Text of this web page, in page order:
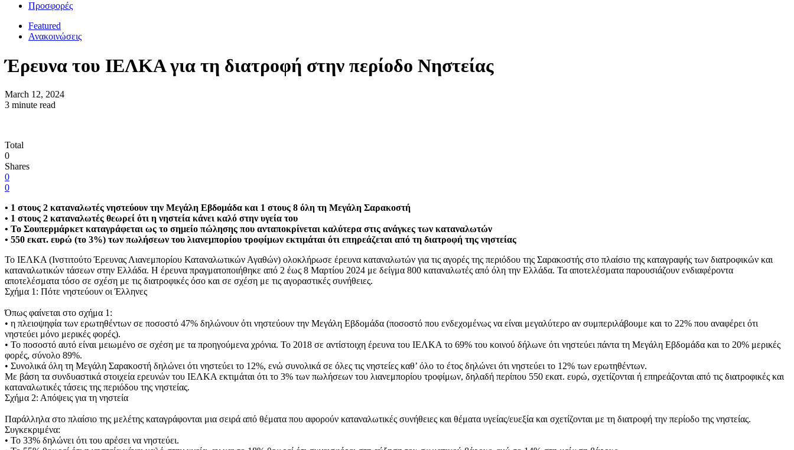
Προσφορές
Featured
Ανακοινώσεις
Έρευνα του ΙΕΛΚΑ για τη διατροφή στην περίοδο Νηστείας
March 12, 2024
3 minute read
Total
0
Shares
0
0
• 1 στους 2 καταναλωτές νηστεύουν την Μεγάλη Εβδομάδα και 1 στους 8 όλη τη Μεγάλη Σαρακοστή
• 1 στους 2 καταναλωτές θεωρεί ότι η νηστεία κάνει καλό στην υγεία του
• Το Σουπερμάρκετ καταγράφεται ως το σημείο πώλησης που ανταποκρίνεται καλύτερα στις ανάγκες των καταναλωτών
• 550 εκατ. ευρώ (το 3%) των πωλήσεων του λιανεμπορίου τροφίμων εκτιμάται ότι επηρεάζεται από τη διατροφή της νηστείας
Το ΙΕΛΚΑ (Ινστιτούτο Έρευνας Λιανεμπορίου Καταναλωτικών Αγαθών) ολοκλήρωσε έρευνα καταναλωτών για τις αγορές της περιόδου της Σαρακοστής στο πλαίσιο της καταγραφής των διατροφικών και
καταναλωτικών τάσεων στην Ελλάδα. Η έρευνα πραγματοποιήθηκε από 2 έως 8 Μαρτίου 2024 με δείγμα 800 καταναλωτές από όλη την Ελλάδα. Τα αποτελέσματα παρουσιάζουν ενδιαφέροντα
αποτελέσματα τόσο σε σχέση με τις διατροφικές όσο και σε σχέση με τις αγοραστικές συνήθειες.
Σχήμα 1: Πότε νηστεύουν οι Έλληνες
Όπως φαίνεται στο σχήμα 1:
• η πλειοψηφία των ερωτηθέντων σε ποσοστό 47% δηλώνουν ότι νηστεύουν την Μεγάλη Εβδομάδα (ποσοστό που ενδεχομένως να είναι μεγαλύτερο αν συμπεριλάβουμε και το 22% που αναφέρει ότι
νηστεύει μόνο μερικές φορές).
• Το ποσοστό αυτό είναι μειωμένο σε σχέση με τα προηγούμενα χρόνια. Το 2018 σε αντίστοιχη έρευνα του ΙΕΛΚΑ το 69% του κοινού δήλωνε ότι νηστεύει πάντα τη Μεγάλη Εβδομάδα και το 20% μερικές
φορές, σύνολο 89%.
• Συνολικά όλη τη Μεγάλη Σαρακοστή δηλώνει ότι νηστεύει το 12%, ενώ συνολικά σε όλες τις νηστείες καθ’ όλο το έτος δηλώνει ότι νηστεύει το 12% των ερωτηθέντων.
Με βάση τα συνδυαστικά στοιχεία ερευνών του ΙΕΛΚΑ εκτιμάται ότι το 3% των πωλήσεων του λιανεμπορίου τροφίμων, δηλαδή περίπου 550 εκατ. ευρώ, σχετίζονται ή επηρεάζονται από τις διατροφικές και
καταναλωτικές τάσεις της περιόδου της νηστείας.
Σχήμα 2: Απόψεις για τη νηστεία
Παράλληλα στο πλαίσιο της μελέτης καταγράφονται μια σειρά από θέματα που αφορούν καταναλωτικές συνήθειες και θέματα υγείας/ευεξία και σχετίζονται με τη διατροφή την περίοδο της νηστείας.
Συγκεκριμένα:
• Το 33% δηλώνει ότι του αρέσει να νηστεύει.